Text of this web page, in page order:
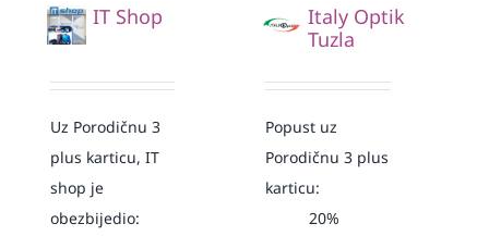
IT Shop
Uz Porodičnu 3
plus karticu, IT
shop je
obezbijedio:
Italy Optik
Tuzla
Popust uz
Porodičnu 3 plus
karticu:
20%